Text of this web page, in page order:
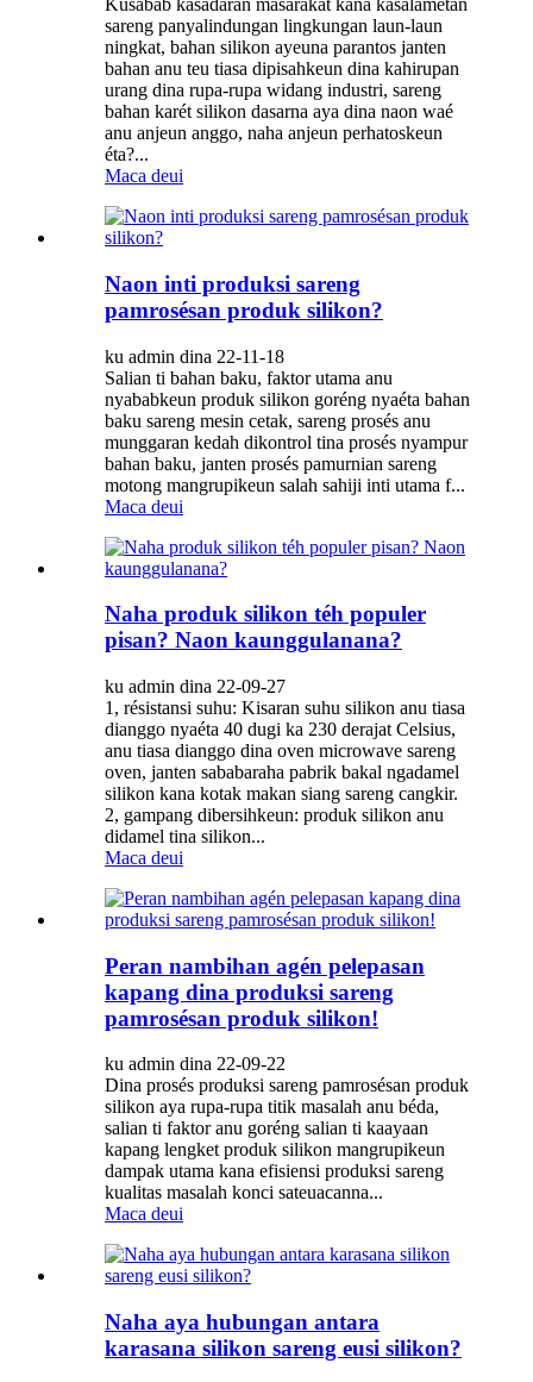
Kusabab kasadaran masarakat kana kasalametan
sareng panyalindungan lingkungan laun-laun
ningkat, bahan silikon ayeuna parantos janten
bahan anu teu tiasa dipisahkeun dina kahirupan
urang dina rupa-rupa widang industri, sareng
bahan karét silikon dasarna aya dina naon waé
anu anjeun anggo, naha anjeun perhatoskeun
éta?...
Maca deui
Naon inti produksi sareng
pamrosésan produk silikon?
ku admin dina 22-11-18
Salian ti bahan baku, faktor utama anu
nyababkeun produk silikon goréng nyaéta bahan
baku sareng mesin cetak, sareng prosés anu
munggaran kedah dikontrol tina prosés nyampur
bahan baku, janten prosés pamurnian sareng
motong mangrupikeun salah sahiji inti utama f...
Maca deui
Naha produk silikon téh populer
pisan? Naon kaunggulanana?
ku admin dina 22-09-27
1, résistansi suhu: Kisaran suhu silikon anu tiasa
dianggo nyaéta 40 dugi ka 230 derajat Celsius,
anu tiasa dianggo dina oven microwave sareng
oven, janten sababaraha pabrik bakal ngadamel
silikon kana kotak makan siang sareng cangkir.
2, gampang dibersihkeun: produk silikon anu
didamel tina silikon...
Maca deui
Peran nambihan agén pelepasan
kapang dina produksi sareng
pamrosésan produk silikon!
ku admin dina 22-09-22
Dina prosés produksi sareng pamrosésan produk
silikon aya rupa-rupa titik masalah anu béda,
salian ti faktor anu goréng salian ti kaayaan
kapang lengket produk silikon mangrupikeun
dampak utama kana efisiensi produksi sareng
kualitas masalah konci sateuacanna...
Maca deui
Naha aya hubungan antara
karasana silikon sareng eusi silikon?